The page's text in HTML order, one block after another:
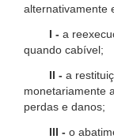
alternativamente
I - a
quando cabível;
II - a
monetariamente
perdas e danos;
III - o